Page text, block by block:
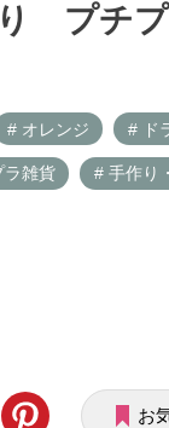
プチ
# オレンジ # ド
ラ雑貨 # 手作り
お